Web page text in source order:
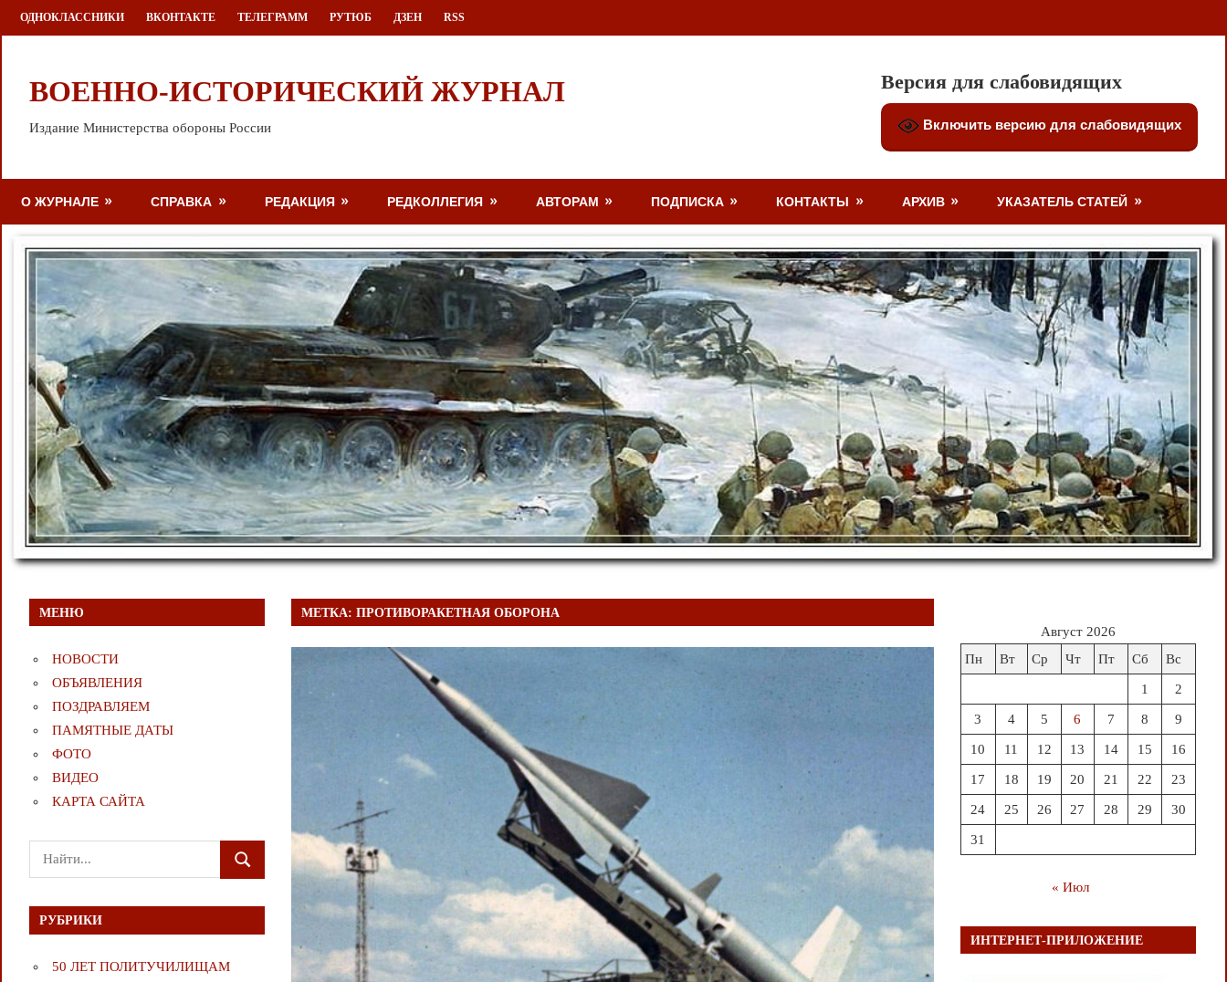
Перейти
к
ОДНОКЛАССНИКИ ВКОНТАКТЕ ТЕЛЕГРАММ РУТЮБ ДЗЕН RSS
ВОЕННО-ИСТОРИЧЕСКИЙ ЖУРНАЛ
Издание Министерства обороны России
Версия для слабовидящих
Включить версию для слабовидящих
О ЖУРНАЛЕ СПРАВКА РЕДАКЦИЯ РЕДКОЛЛЕГИЯ АВТОРАМ ПОДПИСКА КОНТАКТЫ АРХИВ УКАЗАТЕЛЬ СТАТЕЙ
МЕТКА:ПРОТИВОРАКЕТНАЯ ОБОРОНА
МЕНЮ
НОВОСТИ
ОБЪЯВЛЕНИЯ
ПОЗДРАВЛЯЕМ
ПАМЯТНЫЕ ДАТЫ
ФОТО
ВИДЕО
КАРТА САЙТА
Поиск
для:
ПОИСК
РУБРИКИ
50 ЛЕТ ПОЛИТУЧИЛИЩАМ
Август 2026
Пн
Вт Ср Чт Пт Сб Вс
1 2
3 4 5 6 7 8 9
10 11 12 13 14 15 16
17 18 19 20 21 22 23
24 25 26 27 28 29 30
31
« Июл
ИНТЕРНЕТ-ПРИЛОЖЕНИЕ